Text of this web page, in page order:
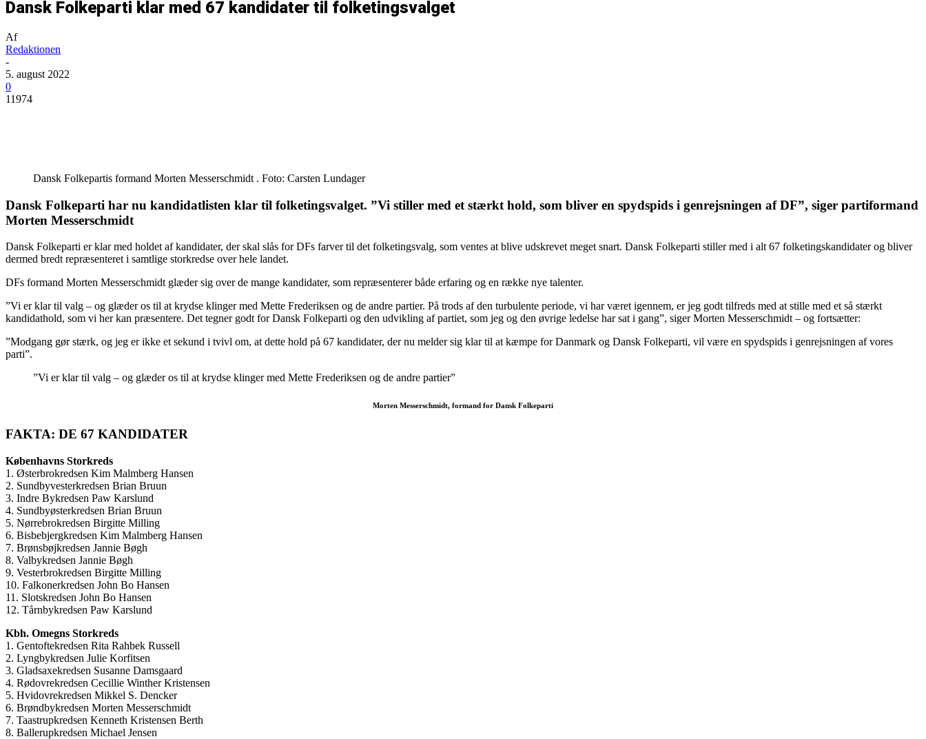
Dansk Folkeparti klar med 67 kandidater til folketingsvalget
Af
Redaktionen
-
5. august 2022
0
11974
Dansk Folkepartis formand Morten Messerschmidt . Foto: Carsten Lundager
Dansk Folkeparti har nu kandidatlisten klar til folketingsvalget. ”Vi stiller med et stærkt hold, som bliver en spydspids i genrejsningen af DF”, siger partiformand
Morten Messerschmidt
Dansk Folkeparti er klar med holdet af kandidater, der skal slås for DFs farver til det folketingsvalg, som ventes at blive udskrevet meget snart. Dansk Folkeparti stiller med i alt 67 folketingskandidater og bliver
dermed bredt repræsenteret i samtlige storkredse over hele landet.
DFs formand Morten Messerschmidt glæder sig over de mange kandidater, som repræsenterer både erfaring og en række nye talenter.
”Vi er klar til valg – og glæder os til at krydse klinger med Mette Frederiksen og de andre partier. På trods af den turbulente periode, vi har været igennem, er jeg godt tilfreds med at stille med et så stærkt
kandidathold, som vi her kan præsentere. Det tegner godt for Dansk Folkeparti og den udvikling af partiet, som jeg og den øvrige ledelse har sat i gang”, siger Morten Messerschmidt – og fortsætter:
”Modgang gør stærk, og jeg er ikke et sekund i tvivl om, at dette hold på 67 kandidater, der nu melder sig klar til at kæmpe for Danmark og Dansk Folkeparti, vil være en spydspids i genrejsningen af vores
parti”.
”Vi er klar til valg – og glæder os til at krydse klinger med Mette Frederiksen og de andre partier”
Morten Messerschmidt, formand for Dansk Folkeparti
FAKTA: DE 67 KANDIDATER
Københavns Storkreds
1. Østerbrokredsen Kim Malmberg Hansen
2. Sundbyvesterkredsen Brian Bruun
3. Indre Bykredsen Paw Karslund
4. Sundbyøsterkredsen Brian Bruun
5. Nørrebrokredsen Birgitte Milling
6. Bisbebjergkredsen Kim Malmberg Hansen
7. Brønsbøjkredsen Jannie Bøgh
8. Valbykredsen Jannie Bøgh
9. Vesterbrokredsen Birgitte Milling
10. Falkonerkredsen John Bo Hansen
11. Slotskredsen John Bo Hansen
12. Tårnbykredsen Paw Karslund
Kbh. Omegns Storkreds
1. Gentoftekredsen Rita Rahbek Russell
2. Lyngbykredsen Julie Korfitsen
3. Gladsaxekredsen Susanne Damsgaard
4. Rødovrekredsen Cecillie Winther Kristensen
5. Hvidovrekredsen Mikkel S. Dencker
6. Brøndbykredsen Morten Messerschmidt
7. Taastrupkredsen Kenneth Kristensen Berth
8. Ballerupkredsen Michael Jensen